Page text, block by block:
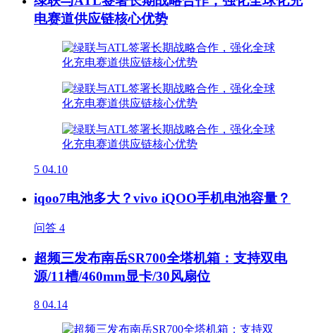
电赛道供应链核心优势
5 04.10
iqoo7电池多大？vivo iQOO手机电池容量？
问答 4
超频三发布南岳SR700全塔机箱：支持双电
源/11槽/460mm显卡/30风扇位
8 04.14